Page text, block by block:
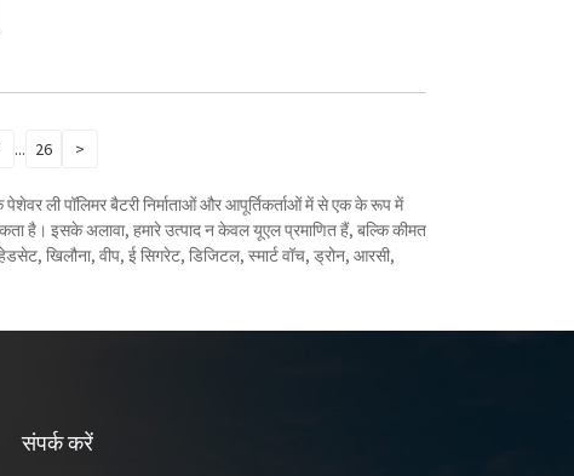
... 26 >
ली पॉलिमर बैटरी निर्माताओं और आपूर्तिकर्ताओं में से एक के रूप में
है। इसके अलावा, हमारे उत्पाद न केवल यूएल प्रमाणित हैं, बल्कि कीमत
खिलौना, वीप, ई सिगरेट, डिजिटल, स्मार्ट वॉच, ड्रोन, आरसी,
संपर्क करें